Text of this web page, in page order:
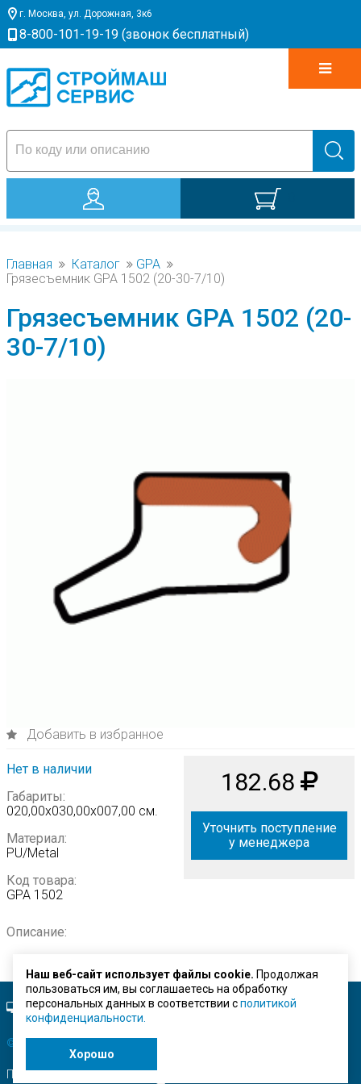
г. Москва, ул. Дорожная, 3к6
8-800-101-19-19 (звонок бесплатный)
Главная Каталог
GPA
Грязесъемник GPA 1502 (20-30-7/10)
Грязесъемник GPA 1502 (20-
30-7/10)
Добавить в избранное
Нет в наличии
Габариты:
020,00х030,00х007,00 см.
Материал:
PU/Metal
Код товара:
GPA 1502
182.68
Уточнить поступление
у менеджера
Описание:
Полная версия сайта.
© ЗАО "Строймашсервис"
Поисковое продвижение
Наш веб-сайт использует файлы cookie. Продолжая
пользоваться им, вы соглашаетесь на обработку
персональных данных в соответствии сполитикой
конфиденциальности.
Хорошо